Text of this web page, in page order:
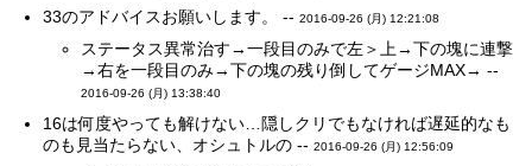
33のアドバイスお願いします。 --2016-09-26 (月) 12:21:08
ステータス異常治す→一段目のみで左＞上→下の塊に連撃
→右を一段目のみ→下の塊の残り倒してゲージMAX→ --
2016-09-26 (月) 13:38:40
16は何度やっても解けない…隠しクリでもなければ遅延的なも
のも見当たらない、オシュトルの --2016-09-26 (月) 12:56:09